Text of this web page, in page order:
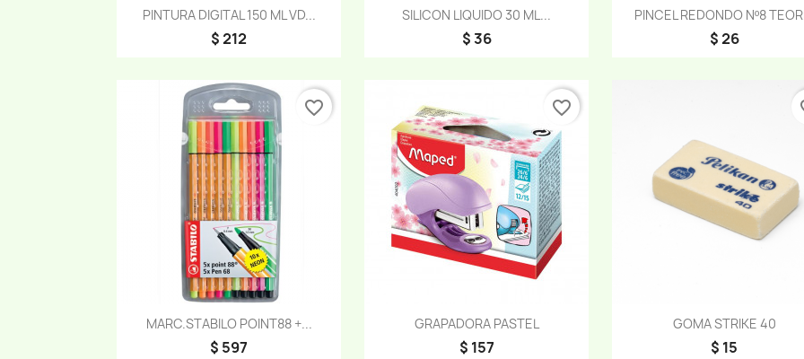
PINTURA DIGITAL 150 ML VD...
$ 212
Vista rápida SILICON LIQUIDO 30 ML...
$ 36
Vista rápida PINCEL REDONDO Nº8
$ 26
Vista rápida
MARC.STABILO POINT88 +...
$ 597
Vista rápida
favorite_border
GRAPADORA PASTEL
$ 157
Vista rápida
favorite_border
GOMA STRIKE 40
$ 15
Vista rápida